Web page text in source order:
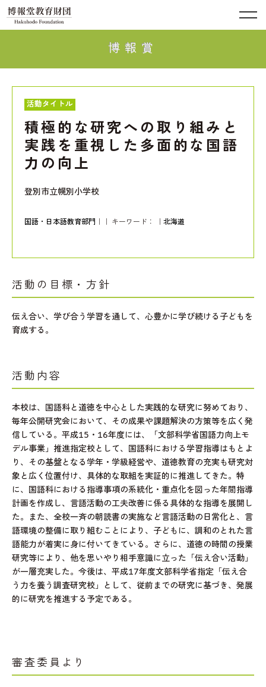
博報賞
活動タイトル
積極的な研究への取り組みと
実践を重視した多面的な国語
力の向上
登別市立幌別小学校
国語・日本語教育部門 ｜｜ キーワード： 北海道
活動の目標・方針
伝え合い、学び合う学習を通して、心豊かに学び続ける子どもを
育成する。
活動内容
本校は、国語科と道徳を中心とした実践的な研究に努めており、
毎年公開研究会において、その成果や課題解決の方策等を広く発
信している。平成15・16年度には、「文部科学省国語力向上モ
デル事業」推進指定校として、国語科における学習指導はもとよ
り、その基盤となる学年・学級経営や、道徳教育の充実も研究対
象と広く位置付け、具体的な取組を実証的に推進してきた。特
に、国語科における指導事項の系統化・重点化を図った年間指導
計画を作成し、言語活動の工夫改善に係る具体的な指導を展開し
た。また、全校一斉の朝読書の実施など言語活動の日常化と、言
語環境の整備に取り組むことにより、子どもに、調和のとれた言
語能力が着実に身に付いてきている。さらに、道徳の時間の授業
研究等により、他を思いやり相手意識に立った「伝え合い活動」
が一層充実した。今後は、平成17年度文部科学省指定「伝え合
う力を養う調査研究校」として、従前までの研究に基づき、発展
的に研究を推進する予定である。
審査委員より